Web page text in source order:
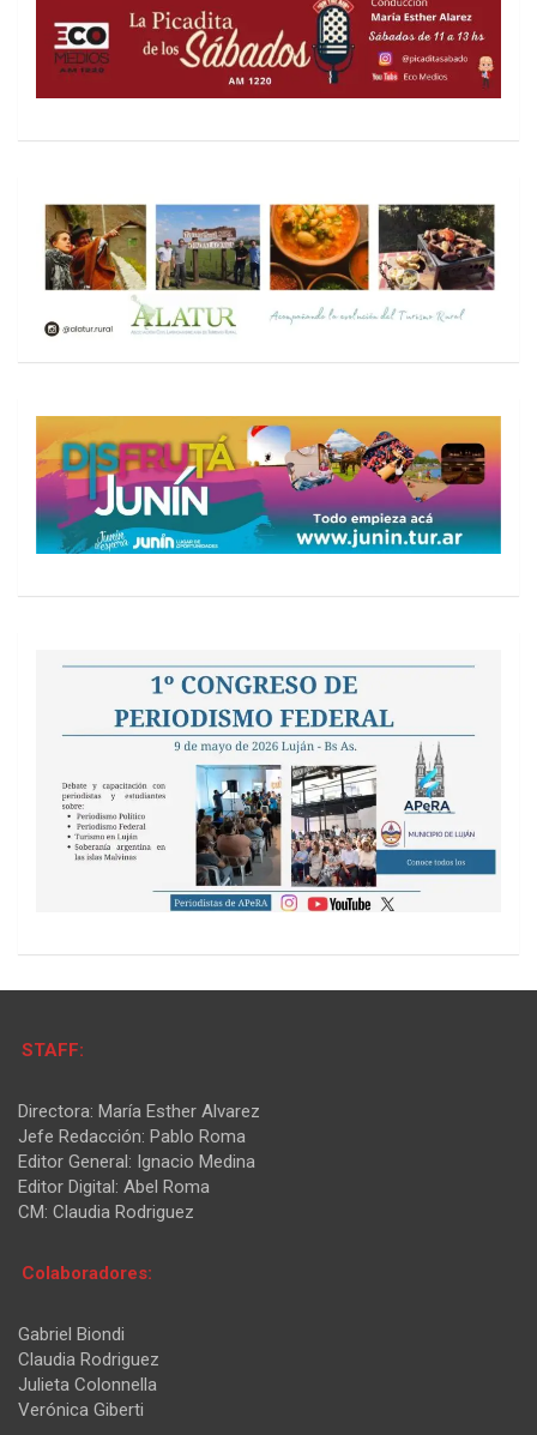
STAFF:
Directora: María Esther Alvarez
Jefe Redacción: Pablo Roma
Editor General: Ignacio Medina
Editor Digital: Abel Roma
CM: Claudia Rodriguez
Colaboradores:
Gabriel Biondi
Claudia Rodriguez
Julieta Colonnella
Verónica Giberti